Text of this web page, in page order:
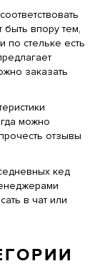
быть впору тем,
по стельке есть
заказать
можно
отзывы
кед
в чат или